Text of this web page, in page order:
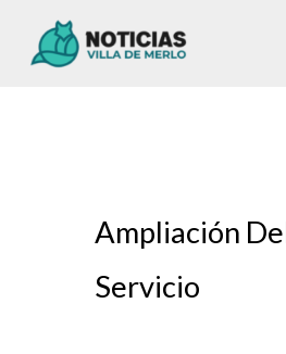
Ampliación
Servicio